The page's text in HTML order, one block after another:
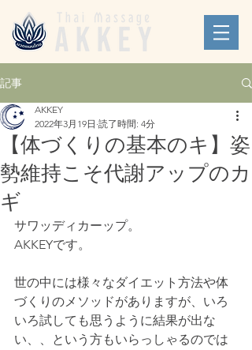
記事
【体づくりの基本のキ】姿
勢維持こそ代謝アップのカ
ギ
AKKEY
2022年3月19日 読了時間: 4分
サワッディカーップ。
AKKEYです。
世の中には様々なダイエット方法や体
づくりのメソッドがありますが、いろ
いろ試しても思うように結果が出な
い、、という方もいらっしゃるのでは